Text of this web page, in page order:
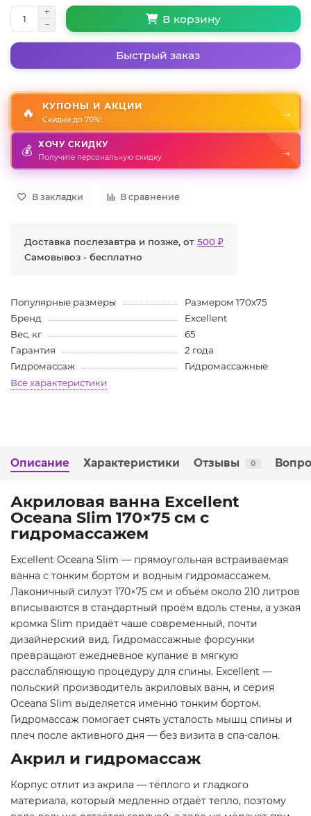
В корзину
Быстрый заказ
🔥 КУПОНЫ И АКЦИИ
Скидки до 70%!
→
💰 ХОЧУ СКИДКУ
Получите персональную скидку →
В закладки В сравнение
Доставка послезавтра и позже, от 500 ₽
Самовывоз - бесплатно
Популярные размеры
Размером 170x75
Бренд
Excellent
Вес, кг
65
Гарантия
2 года
Гидромассаж
Гидромассажные
Все характеристики
Описание Характеристики Отзывы 0
Акриловая ванна Excellent
Oceana Slim 170×75 см с
гидромассажем
Excellent Oceana Slim — прямоугольная встраиваемая
ванна с тонким бортом и водным гидромассажем.
Лаконичный силуэт 170×75 см и объём около 210 литров
вписываются в стандартный проём вдоль стены, а узкая
кромка Slim придаёт чаше современный, почти
дизайнерский вид. Гидромассажные форсунки
превращают ежедневное купание в мягкую
расслабляющую процедуру для спины. Excellent —
польский производитель акриловых ванн, и серия
Oceana Slim выделяется именно тонким бортом.
Гидромассаж помогает снять усталость мышц спины и
плеч после активного дня — без визита в спа-салон.
Акрил и гидромассаж
Корпус отлит из акрила — тёплого и гладкого
материала, который медленно отдаёт тепло, поэтому